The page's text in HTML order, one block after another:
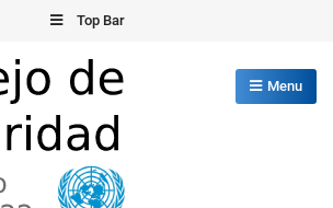
Top Bar
Menu